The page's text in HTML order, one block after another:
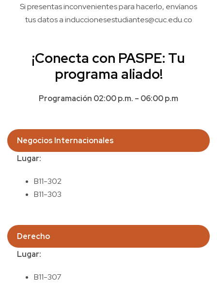
Si presentas inconvenientes para hacerlo, envíanos
tus datos a induccionesestudiantes@cuc.edu.co
¡Conecta con PASPE: Tu
programa aliado!
Programación 02:00 p.m. – 06:00 p.m
Negocios Internacionales
Lugar:
B11-302
B11-303
Derecho
Lugar:
B11-307